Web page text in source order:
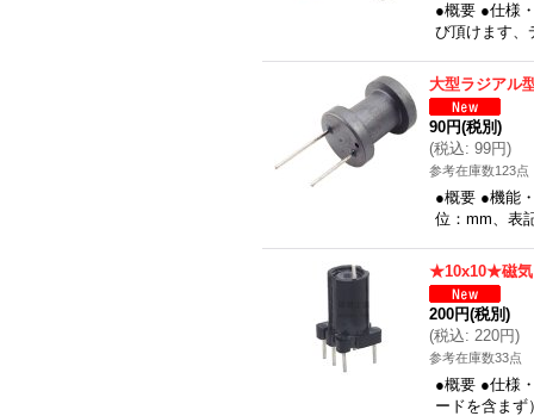
●概要 ●仕様
び頂けます、
大型ラジアル
90円(税別)
(税込: 99円)
参考在庫数123点
●概要 ●機能
位：mm、表
★10x10★磁気
200円(税別)
(税込: 220円)
参考在庫数33点
●概要 ●仕様
ードを含まず